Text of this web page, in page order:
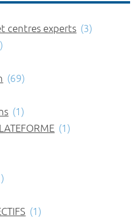
centres experts (3)
(69)
(1)
(1)
(1)